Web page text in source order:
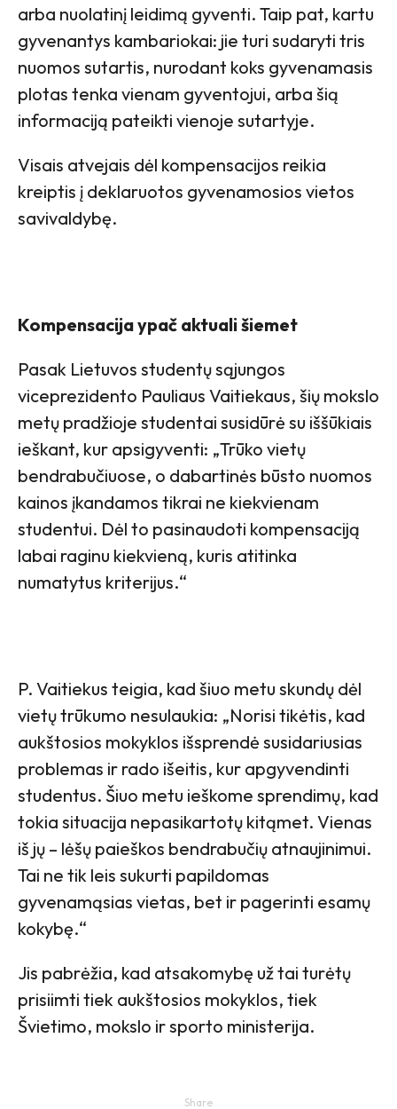
arba nuolatinį leidimą gyventi. Taip pat, kartu
gyvenantys kambariokai: jie turi sudaryti tris
nuomos sutartis, nurodant koks gyvenamasis
plotas tenka vienam gyventojui, arba šią
informaciją pateikti vienoje sutartyje.
Visais atvejais dėl kompensacijos reikia
kreiptis į deklaruotos gyvenamosios vietos
savivaldybę.
Kompensacija ypač aktuali šiemet
Pasak Lietuvos studentų sąjungos
viceprezidento Pauliaus Vaitiekaus, šių mokslo
metų pradžioje studentai susidūrė su iššūkiais
ieškant, kur apsigyventi: „Trūko vietų
bendrabučiuose, o dabartinės būsto nuomos
kainos įkandamos tikrai ne kiekvienam
studentui. Dėl to pasinaudoti kompensaciją
labai raginu kiekvieną, kuris atitinka
numatytus kriterijus.“
P. Vaitiekus teigia, kad šiuo metu skundų dėl
vietų trūkumo nesulaukia: „Norisi tikėtis, kad
aukštosios mokyklos išsprendė susidariusias
problemas ir rado išeitis, kur apgyvendinti
studentus. Šiuo metu ieškome sprendimų, kad
tokia situacija nepasikartotų kitąmet. Vienas
iš jų – lėšų paieškos bendrabučių atnaujinimui.
Tai ne tik leis sukurti papildomas
gyvenamąsias vietas, bet ir pagerinti esamų
kokybę.“
Jis pabrėžia, kad atsakomybę už tai turėtų
prisiimti tiek aukštosios mokyklos, tiek
Švietimo, mokslo ir sporto ministerija.
Share